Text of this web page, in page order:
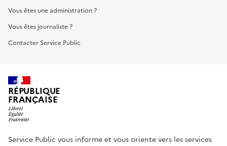
Vous êtes une administration ?
Vous êtes journaliste ?
Contacter Service Public
RÉPUBLIQUE
FRANÇAISE
Service Public vous informe et vous oriente vers les services